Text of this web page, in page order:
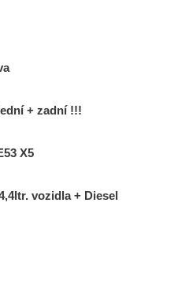
+ zadní !!!
X5
. vozidla + Diesel